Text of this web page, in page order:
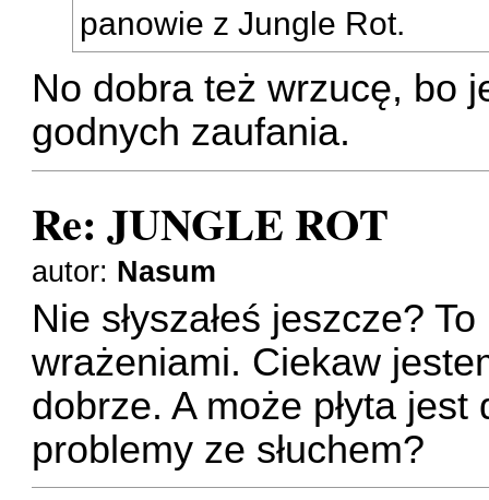
panowie z Jungle Rot.
No dobra też wrzucę, bo
godnych zaufania.
Re: JUNGLE ROT
autor: Nasum
Nie słyszałeś jeszcze?
wrażeniami. Ciekaw
dobrze. A może płyta
problemy ze słuchem?